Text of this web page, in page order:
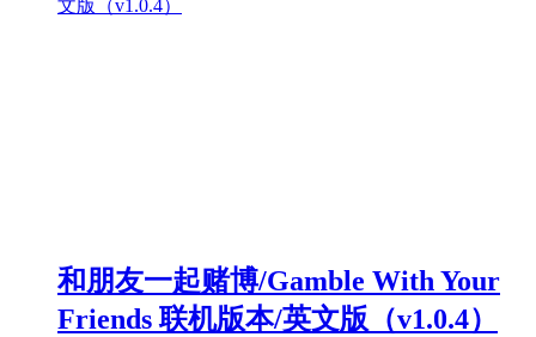
和朋友一起赌博/Gamble With Your
Friends 联机版本/英文版（v1.0.4）